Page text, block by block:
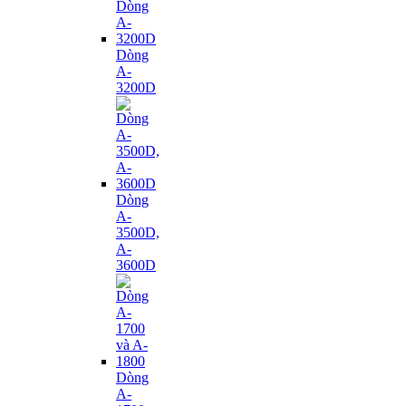
Dòng
A-
3200D
Dòng
A-
3500D,
A-
3600D
Dòng
A-